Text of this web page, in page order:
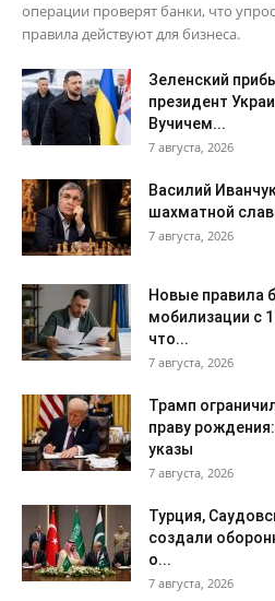
операции проверят банки, что
правила действуют для бизнеса.
Зеленский
президент
Вучичем...
7 августа, 2026
Василий
шахматной
7 августа, 2026
Новые правила
мобилизации с
что...
7 августа, 2026
Трамп
праву
указы
7 августа, 2026
Турция,
создали
о...
7 августа, 2026